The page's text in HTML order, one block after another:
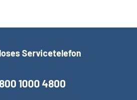
Servicetelefon
1000 4800